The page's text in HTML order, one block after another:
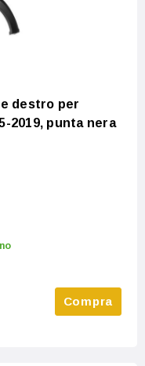
destro per
2019, punta nera
Compra